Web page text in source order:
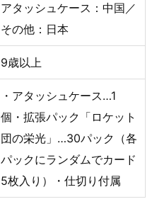
アタッシュケース：中国／
その他：日本
9歳以上
・アタッシュケース…1
個・拡張パック「ロケット
団の栄光」…30パック（各
パックにランダムでカード
5枚入り）・仕切り付属